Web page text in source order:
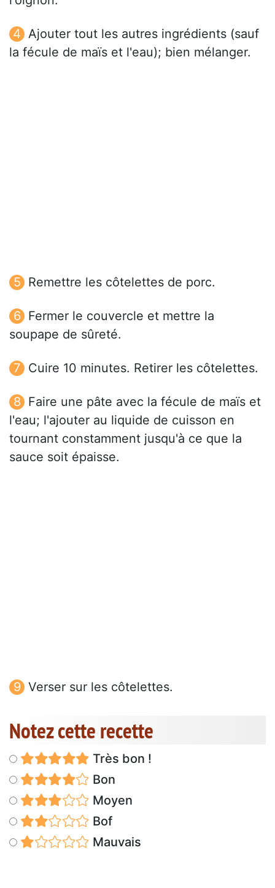
Ajouter tout les autres ingrédients (sauf
la fécule de maïs et l'eau); bien mélanger.
Remettre les côtelettes de porc.
Fermer le couvercle et mettre la
soupape de sûreté.
Cuire 10 minutes. Retirer les côtelettes.
Faire une pâte avec la fécule de maïs et
l'eau; l'ajouter au liquide de cuisson en
tournant constamment jusqu'à ce que la
sauce soit épaisse.
Verser sur les côtelettes.
Notez cette recette
Très bon !
Bon
Moyen
Bof
Mauvais